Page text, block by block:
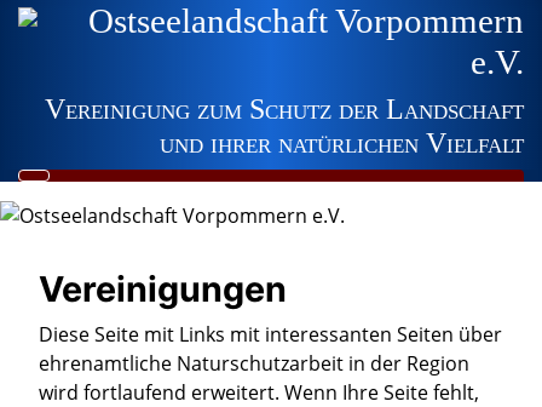
Vereinigung zum Schutz der Landschaft
und ihrer natürlichen Vielfalt
Ostseelandschaft Vorpommern
e.V.
Vereinigungen
Diese Seite mit Links mit interessanten Seiten über
ehrenamtliche Naturschutzarbeit in der Region
wird fortlaufend erweitert. Wenn Ihre Seite fehlt,